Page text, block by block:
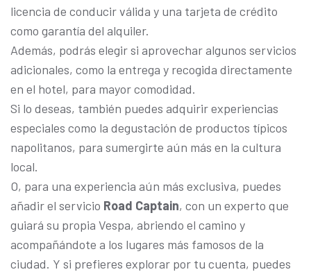
licencia de conducir válida y una tarjeta de crédito
como garantía del alquiler.
Además, podrás elegir si aprovechar algunos servicios
adicionales, como la entrega y recogida directamente
en el hotel, para mayor comodidad.
Si lo deseas, también puedes adquirir experiencias
especiales como la degustación de productos típicos
napolitanos, para sumergirte aún más en la cultura
local.
O, para una experiencia aún más exclusiva, puedes
añadir el servicio Road Captain, con un experto que
guiará su propia Vespa, abriendo el camino y
acompañándote a los lugares más famosos de la
ciudad. Y si prefieres explorar por tu cuenta, puedes